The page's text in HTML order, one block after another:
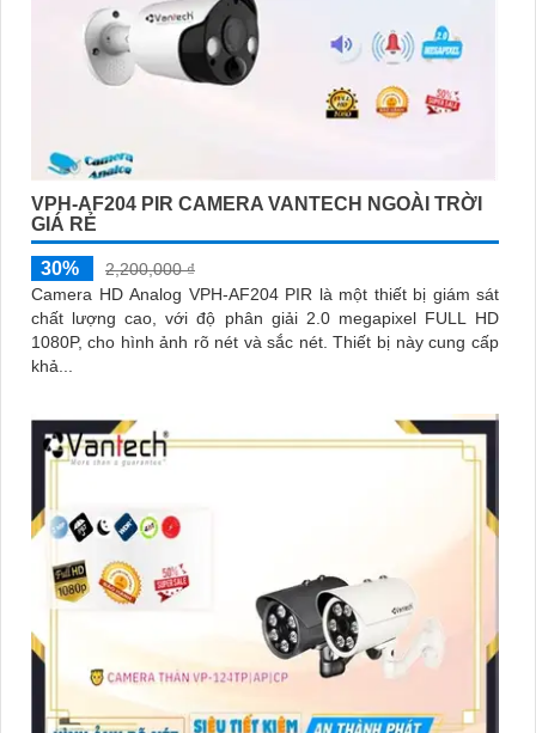
VPH-AF204 PIR CAMERA VANTECH NGOÀI TRỜI
GIÁ RẺ
30%
2,200,000 ₫
Camera HD Analog VPH-AF204 PIR là một thiết bị giám sát
chất lượng cao, với độ phân giải 2.0 megapixel FULL HD
1080P, cho hình ảnh rõ nét và sắc nét. Thiết bị này cung cấp
khả...